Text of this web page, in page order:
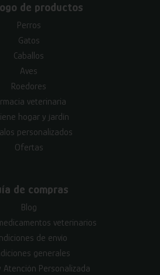
de productos
Perros
Gatos
Caballos
Aves
Roedores
veterinaria
hogar y jardín
personalizados
Ofertas
de compras
Blog
veterinarios
de envío
generales
Atención Personalizada